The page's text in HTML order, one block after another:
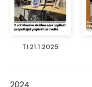
TI 21.1.2025